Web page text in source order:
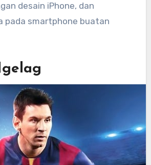
desain iPhone, dan
pada smartphone buatan